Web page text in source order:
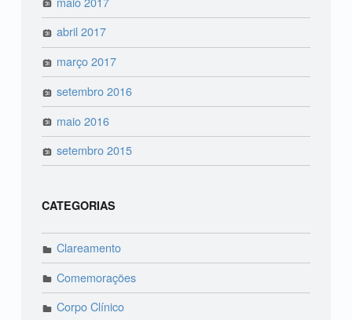
abril 2017
março 2017
setembro 2016
maio 2016
setembro 2015
CATEGORIAS
Clareamento
Comemorações
Corpo Clínico